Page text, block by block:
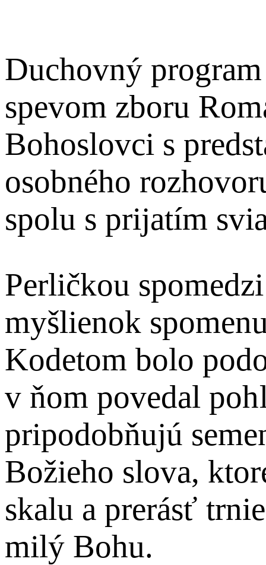
Duchovný
spevom zboru
Bohoslovci s
osobného
spolu s prijatím
Perličkou
myšlienok
Kodetom bolo
v ňom povedal
pripodobňujú
Božieho slova,
skalu a prerásť
milý Bohu.